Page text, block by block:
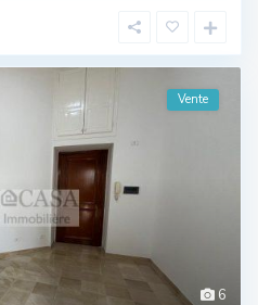
6
Vente